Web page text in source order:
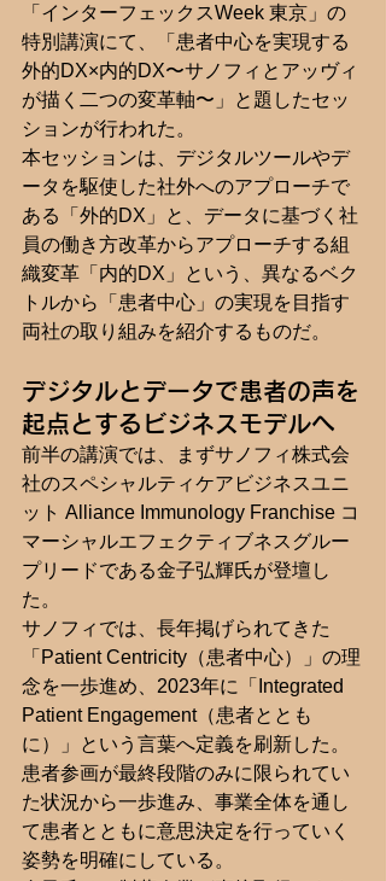
「インターフェックスWeek 東京」の
特別講演にて、「患者中心を実現する
外的DX×内的DX〜サノフィとアッヴィ
が描く二つの変革軸〜」と題したセッ
ションが行われた。
本セッションは、デジタルツールやデ
ータを駆使した社外へのアプローチで
ある「外的DX」と、データに基づく社
員の働き方改革からアプローチする組
織変革「内的DX」という、異なるベク
トルから「患者中心」の実現を目指す
両社の取り組みを紹介するものだ。
デジタルとデータで患者の声を
起点とするビジネスモデルへ
前半の講演では、まずサノフィ株式会
社のスペシャルティケアビジネスユニ
ット Alliance Immunology Franchise コ
マーシャルエフェクティブネスグルー
プリードである金子弘輝氏が登壇し
た。
サノフィでは、長年掲げられてきた
「Patient Centricity（患者中心）」の理
念を一歩進め、2023年に「Integrated
Patient Engagement（患者ととも
に）」という言葉へ定義を刷新した。
患者参画が最終段階のみに限られてい
た状況から一歩進み、事業全体を通し
て患者とともに意思決定を行っていく
姿勢を明確にしている。